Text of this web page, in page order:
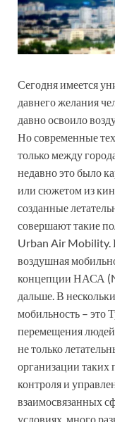
Сегодня имеется
давнего желания
давно освоило
Но современные
только между
недавно это было
или сюжетом из
созданные
совершают такие
Urban Air Mobility. В
воздушная
концепции НАСА
дальше. В
мобильность – это
перемещения людей
не только
организации таких
контроля и
взаимосвязанных
условиях, много